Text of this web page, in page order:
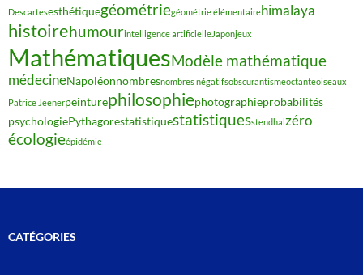
Descartesesthétiquegéométriegéométrie élémentairehimalaya
histoirehumourintelligence artificielleJaponjeux
MathématiquesModèle mathématique
médecineNapoléonnombresnombres négatifsobscurantismeoctanteoiseaux
Patrice Jeenerpeinturephilosophiephotographieprobabilités
psychologiePythagorestatistiquestatistiquesstendhalzéro
écologieépidémie
CATÉGORIES